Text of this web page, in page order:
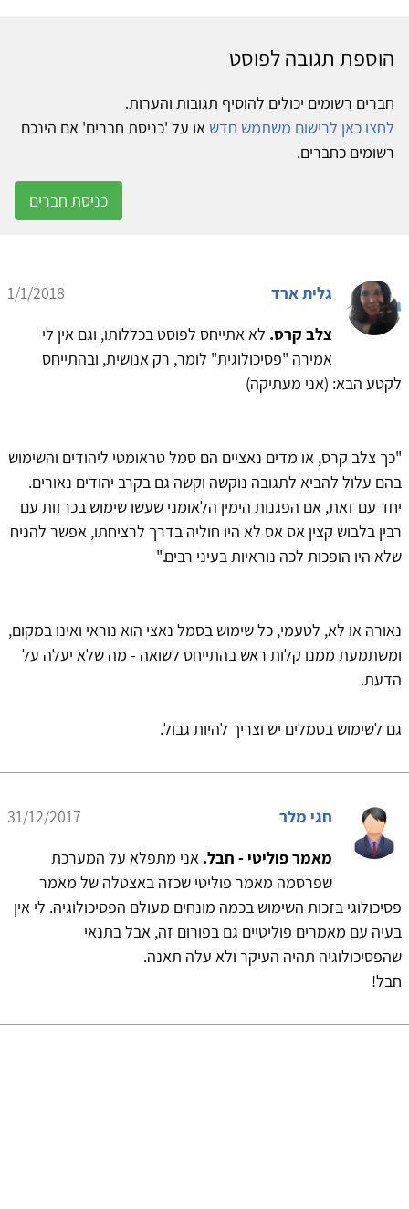
הוספת תגובה לפוסט
חברים רשומים יכולים להוסיף תגובות והערות.
לחצו כאן לרישום משתמש חדש או על 'כניסת חברים' אם הינכם
רשומים כחברים.
כניסת חברים
גלית ארד
1/1/2018
צלב קרס. לא אתייחס לפוסט בכללותו, וגם אין לי
אמירה "פסיכולוגית" לומר, רק אנושית, ובהתייחס
לקטע הבא: (אני מעתיקה)
"כך צלב קרס, או מדים נאציים הם סמל טראומטי ליהודים והשימוש
בהם עלול להביא לתגובה נוקשה וקשה גם בקרב יהודים נאורים.
יחד עם זאת, אם הפגנות הימין הלאומני שעשו שימוש בכרזות עם
רבין בלבוש קצין אס אס לא היו חוליה בדרך לרציחתו, אפשר להניח
שלא היו הופכות לכה נוראיות בעיני רבים."
נאורה או לא, לטעמי, כל שימוש בסמל נאצי הוא נוראי ואינו במקום,
ומשתמעת ממנו קלות ראש בהתייחס לשואה - מה שלא יעלה על
הדעת.
גם לשימוש בסמלים יש וצריך להיות גבול.
חגי מלר
31/12/2017
מאמר פוליטי - חבל. אני מתפלא על המערכת
שפרסמה מאמר פוליטי שכזה באצטלה של מאמר
פסיכולוגי בזכות השימוש בכמה מונחים מעולם הפסיכולוגיה. לי אין
בעיה עם מאמרים פוליטיים גם בפורום זה, אבל בתנאי
שהפסיכולוגיה תהיה העיקר ולא עלה תאנה.
חבל!